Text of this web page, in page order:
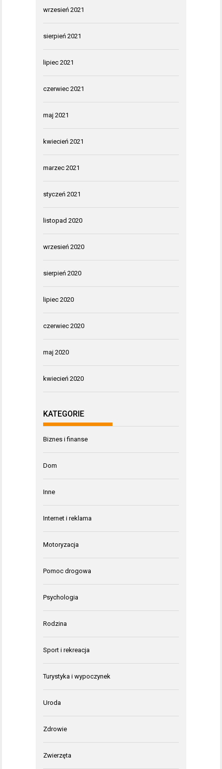
wrzesień 2021
sierpień 2021
lipiec 2021
czerwiec 2021
maj 2021
kwiecień 2021
marzec 2021
styczeń 2021
listopad 2020
wrzesień 2020
sierpień 2020
lipiec 2020
czerwiec 2020
maj 2020
kwiecień 2020
KATEGORIE
Biznes i finanse
Dom
Inne
Internet i reklama
Motoryzacja
Pomoc drogowa
Psychologia
Rodzina
Sport i rekreacja
Turystyka i wypoczynek
Uroda
Zdrowie
Zwierzęta